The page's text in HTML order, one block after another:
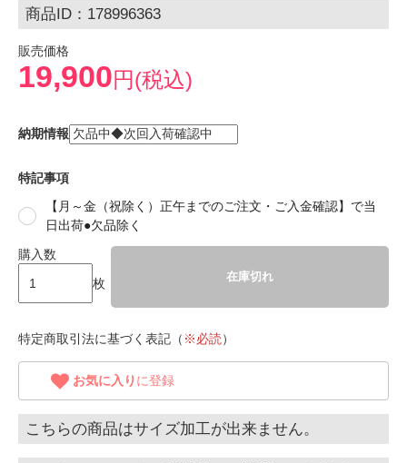
商品ID：178996363
販売価格
19,900円(税込)
納期情報
特記事項
【月～金（祝除く）正午までのご注文・ご入金確認】で当
日出荷●欠品除く
購入数
枚
在庫切れ
特定商取引法に基づく表記（ ※必読）
お気に入り に登録
こちらの商品はサイズ加工が出来ません。